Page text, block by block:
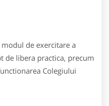
de exercitare a
de libera practica, precum
Colegiului